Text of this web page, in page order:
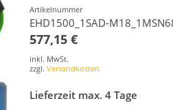
Artikelnummer
EHD1500_1SAD-
577,15 €
inkl. MwSt.
zzgl. Versandkosten
Lieferzeit max. 4 Tage